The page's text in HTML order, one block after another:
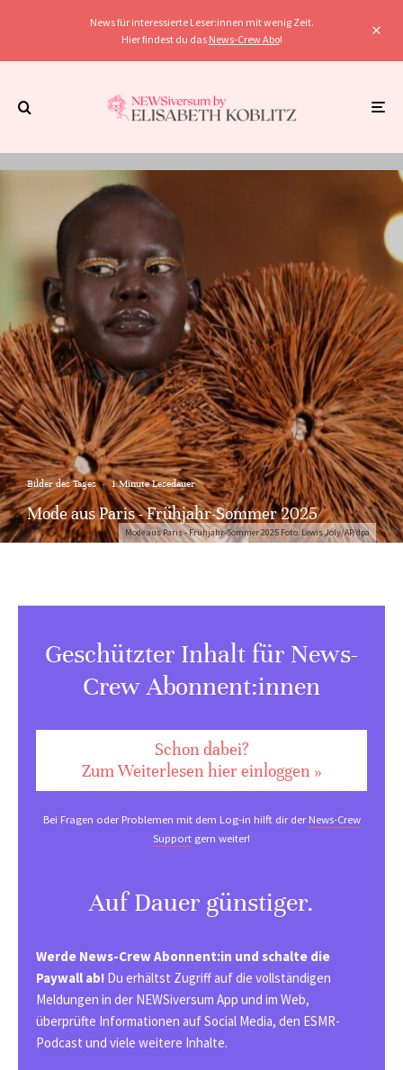
News für interessierte Leser:innen mit wenig Zeit.
Hier findest du das News-Crew Abo!
Mode aus Paris - Frühjahr-Sommer 2025 Foto: Lewis Joly/AP/dpa
Bilder des Tages · 1 Minute Lesedauer
Mode aus Paris - Frühjahr-Sommer 2025
Geschützter Inhalt für News-
Crew Abonnent:innen
Schon dabei?
Zum Weiterlesen hier einloggen »
Bei Fragen oder Problemen mit dem Log-in hilft dir derNews-Crew
Support gern weiter!
Auf Dauer günstiger.
Werde News-Crew Abonnent:in und schalte die
Paywall ab! Du erhältst Zugriff auf die vollständigen
Meldungen in der NEWSiversum App und im Web,
überprüfte Informationen auf Social Media, den ESMR-
Podcast und viele weitere Inhalte.